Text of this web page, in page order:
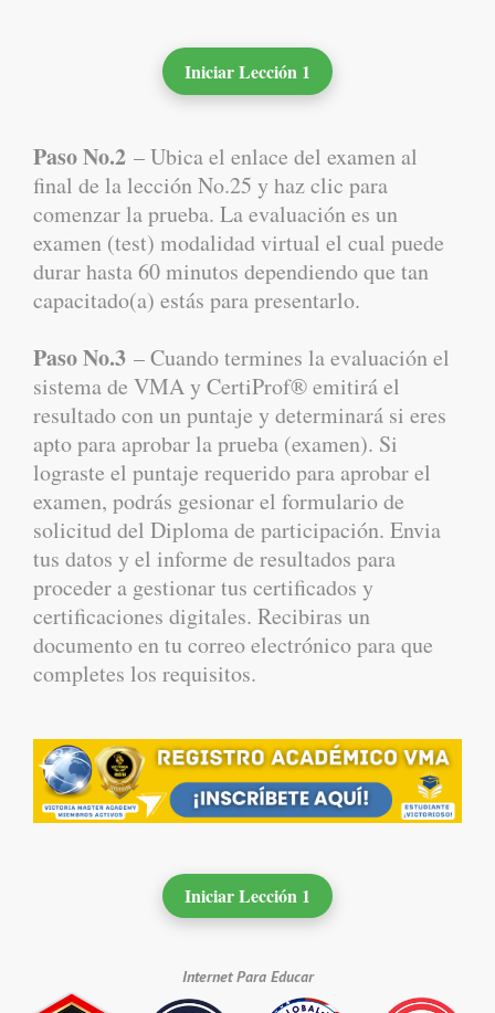
Iniciar Lección 1
Paso No.2 – Ubica el enlace del examen al
final de la lección No.25 y haz clic para
comenzar la prueba. La evaluación es un
examen (test) modalidad virtual el cual puede
durar hasta 60 minutos dependiendo que tan
capacitado(a) estás para presentarlo.
Paso No.3 – Cuando termines la evaluación el
sistema de VMA y CertiProf® emitirá el
resultado con un puntaje y determinará si eres
apto para aprobar la prueba (examen). Si
lograste el puntaje requerido para aprobar el
examen, podrás gesionar el formulario de
solicitud del Diploma de participación. Envia
tus datos y el informe de resultados para
proceder a gestionar tus certificados y
certificaciones digitales. Recibiras un
documento en tu correo electrónico para que
completes los requisitos.
Iniciar Lección 1
Internet Para Educar